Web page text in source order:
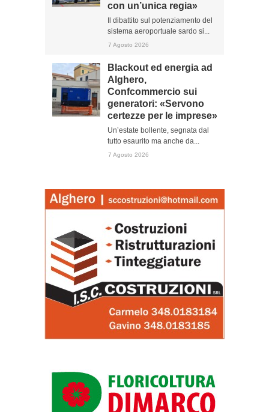
con un’unica regia»
Il dibattito sul potenziamento del
sistema aeroportuale sardo si...
7 Agosto 2026
Blackout ed energia ad
Alghero,
Confcommercio sui
generatori: «Servono
certezze per le imprese»
Un’estate bollente, segnata dal
tutto esaurito ma anche da...
7 Agosto 2026